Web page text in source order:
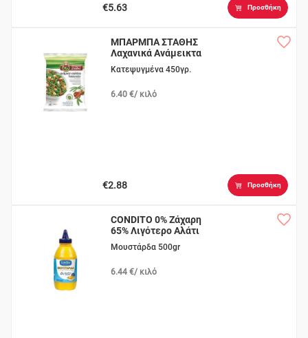
€5.63 Προσθήκη
ΜΠΑΡΜΠΑ ΣΤΑΘΗΣ
Λαχανικά Ανάμεικτα
Κατεψυγμένα 450γρ.
6.40 €/ κιλό
€2.88 Προσθήκη
CONDITO 0% Ζάχαρη
65% Λιγότερο Αλάτι
Μουστάρδα 500gr
6.44 €/ κιλό